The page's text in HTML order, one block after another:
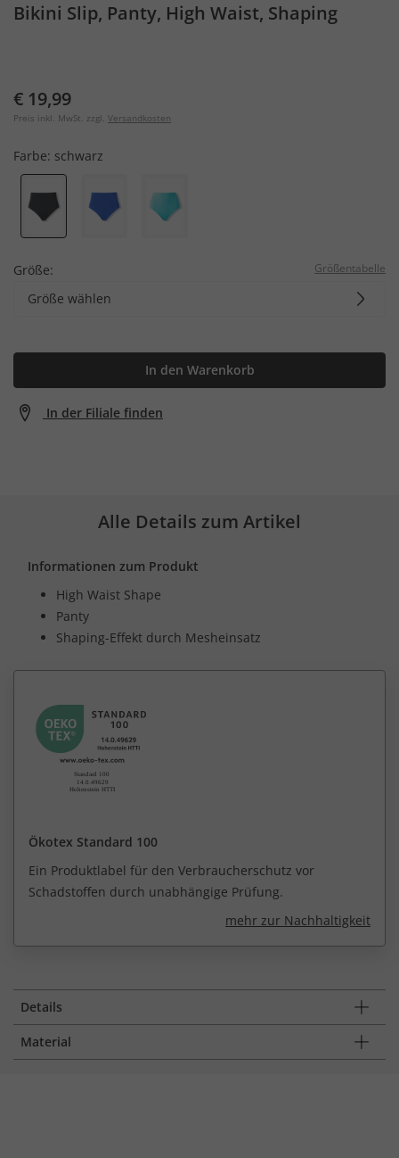
Bikini Slip, Panty, High Waist, Shaping
€ 19,99
Preis inkl. MwSt. zzgl. Versandkosten
Farbe: schwarz
Größe: Größentabelle
Größe wählen
In den Warenkorb
In der Filiale finden
Alle Details zum Artikel
Informationen zum Produkt
High Waist Shape
Panty
Shaping-Effekt durch Mesheinsatz
Ökotex Standard 100
Ein Produktlabel für den Verbraucherschutz vor
Schadstoffen durch unabhängige Prüfung.
mehr zur Nachhaltigkeit
Details
Material